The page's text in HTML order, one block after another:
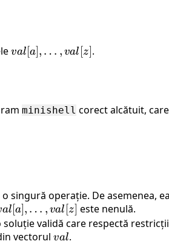
val[a],
val [a], … , val [z].
minishell corect alcătuit,
o singură operație. De asemenea,
al[a], … , val [z] este nenulă.
validă care respectă
vectorul val
val.